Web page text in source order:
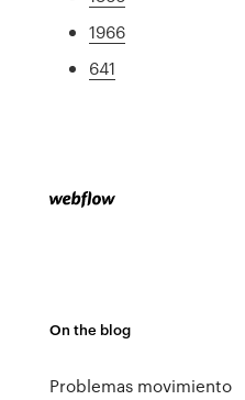
1966
641
On the blog
Problemas movimiento